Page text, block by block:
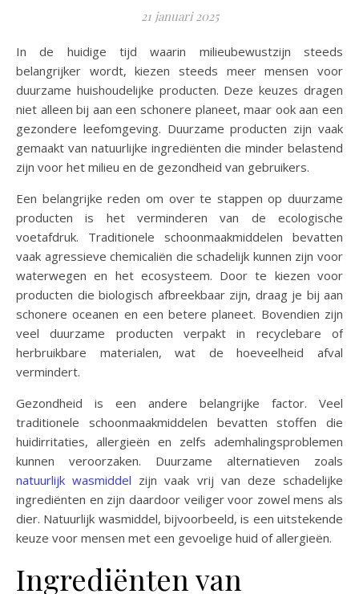
21 januari 2025
In de huidige tijd waarin milieubewustzijn steeds
belangrijker wordt, kiezen steeds meer mensen voor
duurzame huishoudelijke producten. Deze keuzes dragen
niet alleen bij aan een schonere planeet, maar ook aan een
gezondere leefomgeving. Duurzame producten zijn vaak
gemaakt van natuurlijke ingrediënten die minder belastend
zijn voor het milieu en de gezondheid van gebruikers.
Een belangrijke reden om over te stappen op duurzame
producten is het verminderen van de ecologische
voetafdruk. Traditionele schoonmaakmiddelen bevatten
vaak agressieve chemicaliën die schadelijk kunnen zijn voor
waterwegen en het ecosysteem. Door te kiezen voor
producten die biologisch afbreekbaar zijn, draag je bij aan
schonere oceanen en een betere planeet. Bovendien zijn
veel duurzame producten verpakt in recyclebare of
herbruikbare materialen, wat de hoeveelheid afval
vermindert.
Gezondheid is een andere belangrijke factor. Veel
traditionele schoonmaakmiddelen bevatten stoffen die
huidirritaties, allergieën en zelfs ademhalingsproblemen
kunnen veroorzaken. Duurzame alternatieven zoals
natuurlijk wasmiddel zijn vaak vrij van deze schadelijke
ingrediënten en zijn daardoor veiliger voor zowel mens als
dier. Natuurlijk wasmiddel, bijvoorbeeld, is een uitstekende
keuze voor mensen met een gevoelige huid of allergieën.
Ingrediënten van